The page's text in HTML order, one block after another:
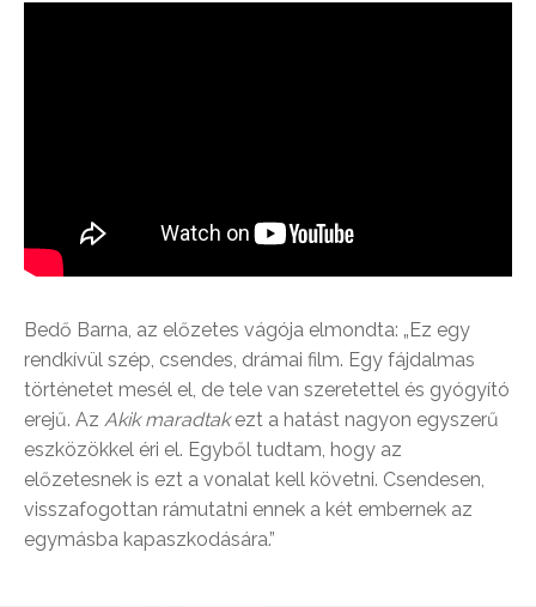
Bedő Barna, az előzetes vágója elmondta: „Ez egy
rendkívül szép, csendes, drámai film. Egy fájdalmas
történetet mesél el, de tele van szeretettel és gyógyító
erejű. Az Akik maradtakezt a hatást nagyon egyszerű
eszközökkel éri el. Egyből tudtam, hogy az
előzetesnek is ezt a vonalat kell követni. Csendesen,
visszafogottan rámutatni ennek a két embernek az
egymásba kapaszkodására.”